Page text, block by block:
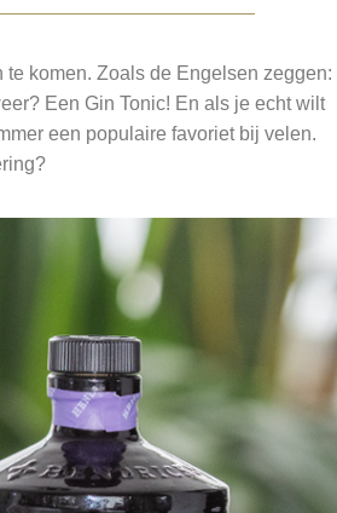
komen. Zoals de Engelsen zeggen:
Een Gin Tonic! En als je echt wilt
een populaire favoriet bij velen.